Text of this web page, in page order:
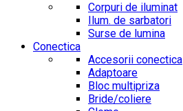
Corpuri de iluminat
Ilum. de sarbatori
Surse de lumina
Conectica
Accesorii conectica
Adaptoare
Bloc multipriza
Bride/coliere